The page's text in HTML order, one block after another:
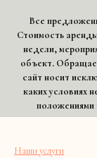
Все
Стоимость
недели,
объект.
сайт носит
каких условиях
положениями
Наши услуги